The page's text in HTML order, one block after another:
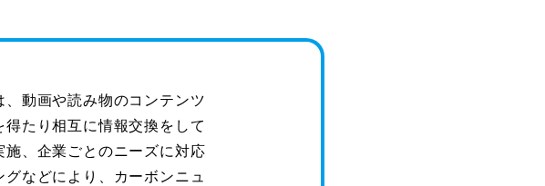
、動画や読み物のコンテンツ
たり相互に情報交換をして
施、企業ごとのニーズに対応
グなどにより、カーボンニュ